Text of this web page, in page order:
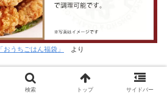
「おうちごはん福袋」 より
検索 トップ サイドバー